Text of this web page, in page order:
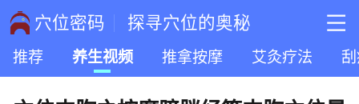
穴位密码 探寻穴位的奥秘
推荐 养生视频 推拿按摩 艾灸疗法